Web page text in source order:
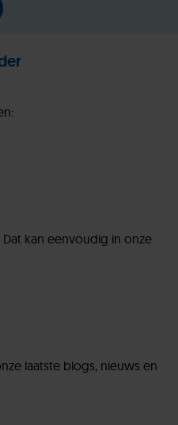
kan eenvoudig in onze
laatste blogs, nieuws en